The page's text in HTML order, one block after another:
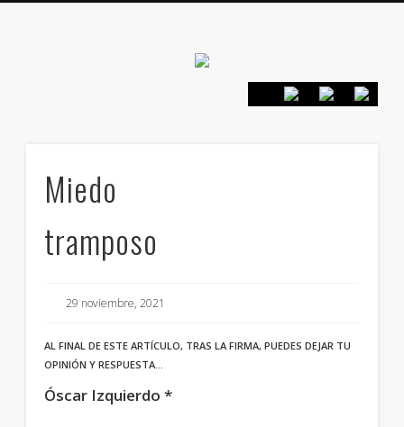
positivo
Miedo
tramposo
29 noviembre, 2021
AL FINAL DE ESTE ARTÍCULO, TRAS LA FIRMA, PUEDES DEJAR TU
OPINIÓN Y RESPUESTA…
Óscar Izquierdo *